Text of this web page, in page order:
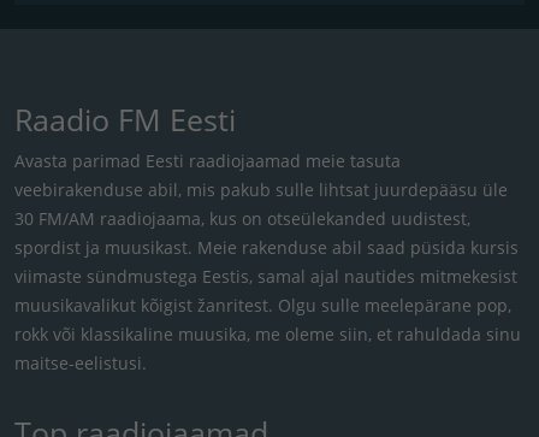
Raadio FM Eesti
Avasta parimad Eesti raadiojaamad meie tasuta
veebirakenduse abil, mis pakub sulle lihtsat juurdepääsu üle
30 FM/AM raadiojaama, kus on otseülekanded uudistest,
spordist ja muusikast. Meie rakenduse abil saad püsida kursis
viimaste sündmustega Eestis, samal ajal nautides mitmekesist
muusikavalikut kõigist žanritest. Olgu sulle meelepärane pop,
rokk või klassikaline muusika, me oleme siin, et rahuldada sinu
maitse-eelistusi.